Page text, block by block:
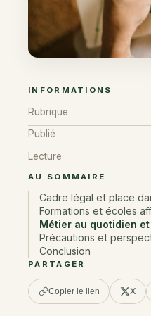
INFORMATIONS
Rubrique
Publié
Lecture
AU SOMMAIRE
Cadre légal et place
Formations et écoles
Métier au quotidien
Précautions et
Conclusion
PARTAGER
Copier le lien X